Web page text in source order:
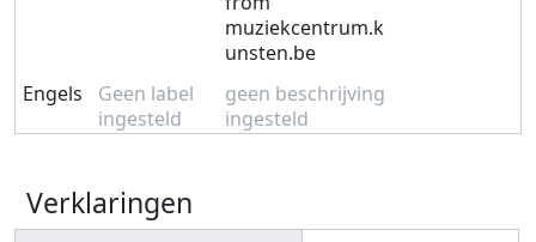
muziekcentrum.k
unsten.be
Engels
Geen label
ingesteld
geen beschrijving
ingesteld
Verklaringen